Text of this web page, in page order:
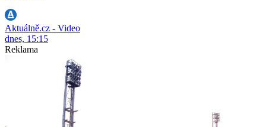
Aktuálně.cz - Video
dnes, 15:15
Reklama